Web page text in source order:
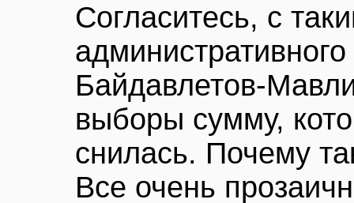
Согласитесь, с
Байдавлетов-
выборы сумму,
снилась. Почему
Все очень